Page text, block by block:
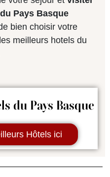
Pays Basque
bien choisir votre
meilleurs hotels du
du Pays Basque
Hôtels ici